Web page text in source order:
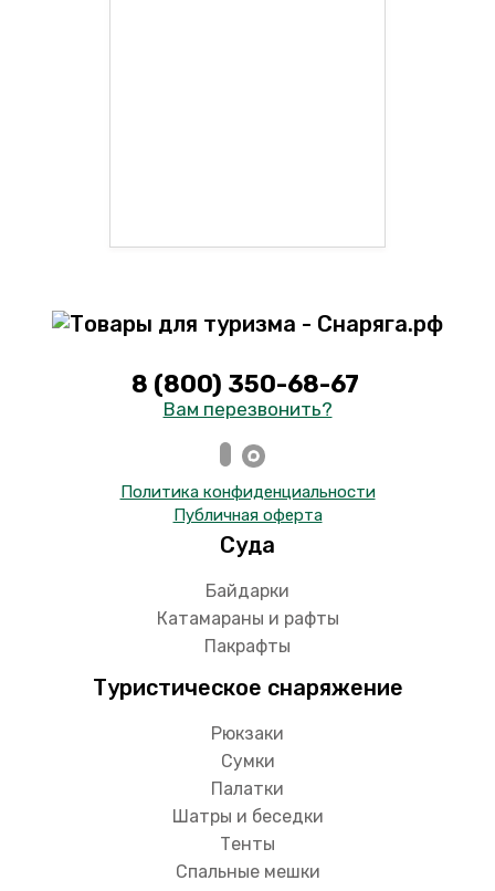
8 (800) 350-68-67
Вам перезвонить?
Политика конфиденциальности
Публичная оферта
Суда
Байдарки
Катамараны и рафты
Пакрафты
Туристическое снаряжение
Рюкзаки
Сумки
Палатки
Шатры и беседки
Тенты
Спальные мешки